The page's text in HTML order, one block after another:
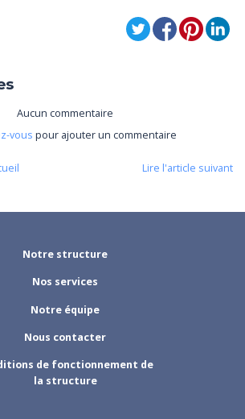
Aucun commentaire
vous pour ajouter un commentaire
Lire l'article suivant
Notre structure
Nos services
Notre équipe
Nous contacter
de fonctionnement de
la structure